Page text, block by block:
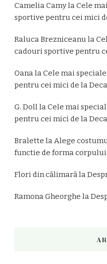
Camelia Camyla Cele
sportive pentru cei mici
Raluca Brezniceanu la
cadouri sportive pentru
Oana la Cele mai
pentru cei mici de la
G. Doll la Cele mai
pentru cei mici de la
Bralette la Alege
functie de forma corpului
Flori din călimară la
Ramona Gheorghe la